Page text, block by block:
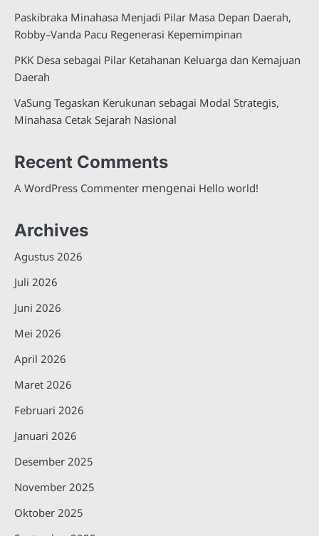
Paskibraka Minahasa Menjadi Pilar Masa Depan Daerah,
Robby–Vanda Pacu Regenerasi Kepemimpinan
PKK Desa sebagai Pilar Ketahanan Keluarga dan Kemajuan
Daerah
VaSung Tegaskan Kerukunan sebagai Modal Strategis,
Minahasa Cetak Sejarah Nasional
Recent Comments
A WordPress Commenter mengenai Hello world!
Archives
Agustus 2026
Juli 2026
Juni 2026
Mei 2026
April 2026
Maret 2026
Februari 2026
Januari 2026
Desember 2025
November 2025
Oktober 2025